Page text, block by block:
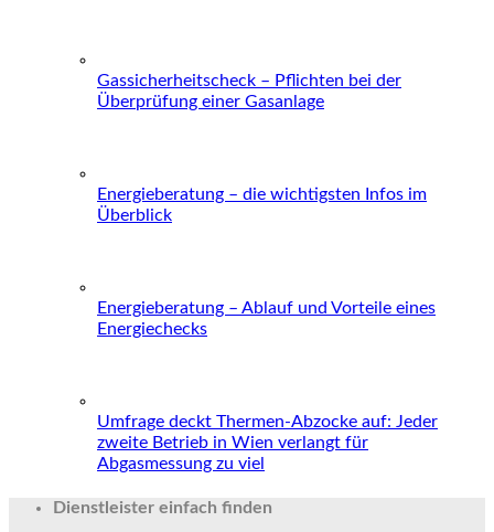
Gassicherheitscheck – Pflichten bei der
Überprüfung einer Gasanlage
Energieberatung – die wichtigsten Infos im
Überblick
Energieberatung – Ablauf und Vorteile eines
Energiechecks
Umfrage deckt Thermen-Abzocke auf: Jeder
zweite Betrieb in Wien verlangt für
Abgasmessung zu viel
Dienstleister einfach finden